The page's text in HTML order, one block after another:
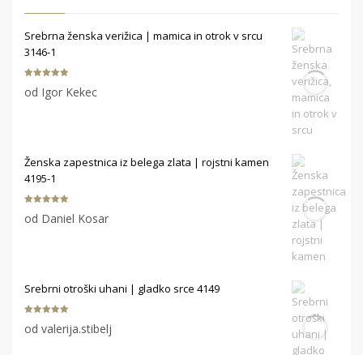
Srebrna ženska verižica | mamica in otrok v srcu
3146-1
od 5
od Igor Kekec
Ženska zapestnica iz belega zlata | rojstni kamen
4195-1
od 5
od Daniel Kosar
Srebrni otroški uhani | gladko srce 4149
od 5
od valerija.stibelj